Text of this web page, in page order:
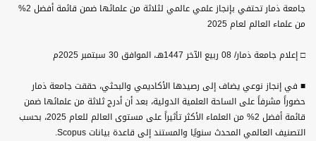
جامعة ذمار تحتفي بإنجاز علمي عالمي لثلاثة من علمائها ضمن قائمة أفضل 2%
من علماء العالم لعام 2025
□ إعلام جامعة ذمار/ 08 ربيع الآخر 1447هـ، الموافق 30 سبتمبر 2025م
■ في إنجاز نوعي يضاف إلى رصيدها الأكاديمي والبحثي، حققت جامعة ذمار
حضوراً مشرفاً على الساحة العلمية الدولية، بعد أن أدرج ثلاثة من علمائها ضمن
قائمة أفضل 2% من العلماء الأكثر تأثيراً على مستوى العالم للعام 2025، بحسب
التصنيف العالمي المحدث سنويًا والمستند إلى قاعدة بيانات Scopus.